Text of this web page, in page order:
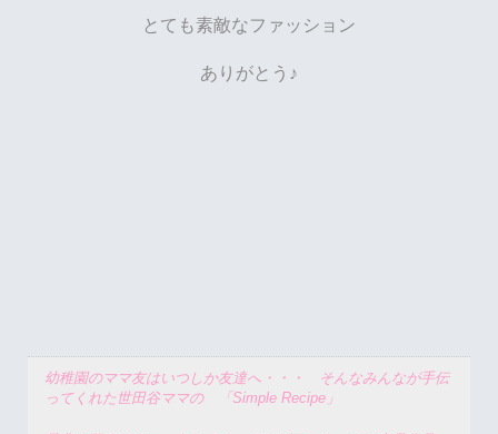
とても素敵なファッション
ありがとう♪
幼稚園のママ友はいつしか友達へ・・・ そんなみんなが手伝
ってくれた世田谷ママの 「Simple Recipe」